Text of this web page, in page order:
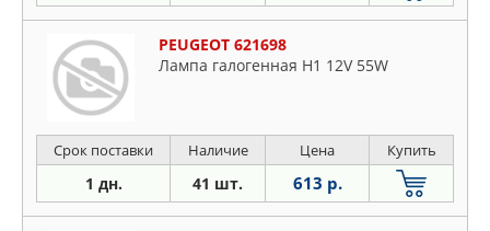
PEUGEOT 621698
Лампа галогенная H1 12V 55W
Срок поставки Наличие Цена Купить
1 дн. 41 шт. 613 р.